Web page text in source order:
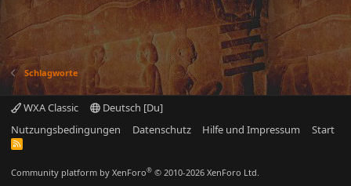
Schlagworte
WXA Classic
Deutsch [Du]
Nutzungsbedingungen
Datenschutz Hilfe und Impressum Start
R
Community platform by XenForo® © 2010-2026 XenForo Ltd.